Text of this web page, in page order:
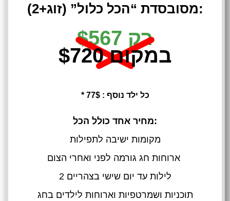
מסובסדת “הכל כלול” (זוג+2):
רק $567
במקום $720
* כל ילד נוסף : 77$
מחיר אחד כולל הכל:
מקומות ישיבה לתפילות
2 לילות עד יום שישי בצהריים
תוכניות ושמרטפיות וארוחות לילדים בחג